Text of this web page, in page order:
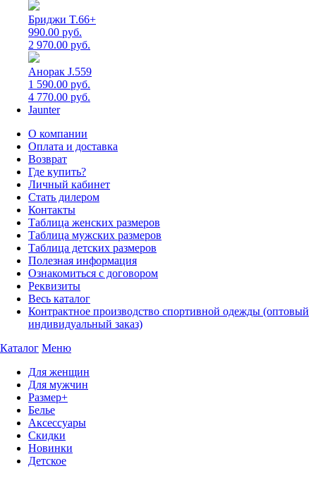
Бриджи T.66+
990.00 руб.
2 970.00 руб.
Анорак J.559
1 590.00 руб.
4 770.00 руб.
Jaunter
О компании
Оплата и доставка
Возврат
Где купить?
Личный кабинет
Стать дилером
Контакты
Таблица женских размеров
Таблица мужских размеров
Таблица детских размеров
Полезная информация
Ознакомиться с договором
Реквизиты
Весь каталог
Контрактное производство спортивной одежды (оптовый
индивидуальный заказ)
Каталог Меню
Для женщин
Для мужчин
Размер+
Белье
Аксессуары
Скидки
Новинки
Детское